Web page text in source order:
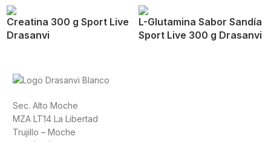
Creatina 300 g Sport Live
Drasanvi
L-Glutamina Sabor Sandía
Sport Live 300 g Drasanvi
Sec. Alto Moche
MZA LT14 La Libertad
Trujillo – Moche